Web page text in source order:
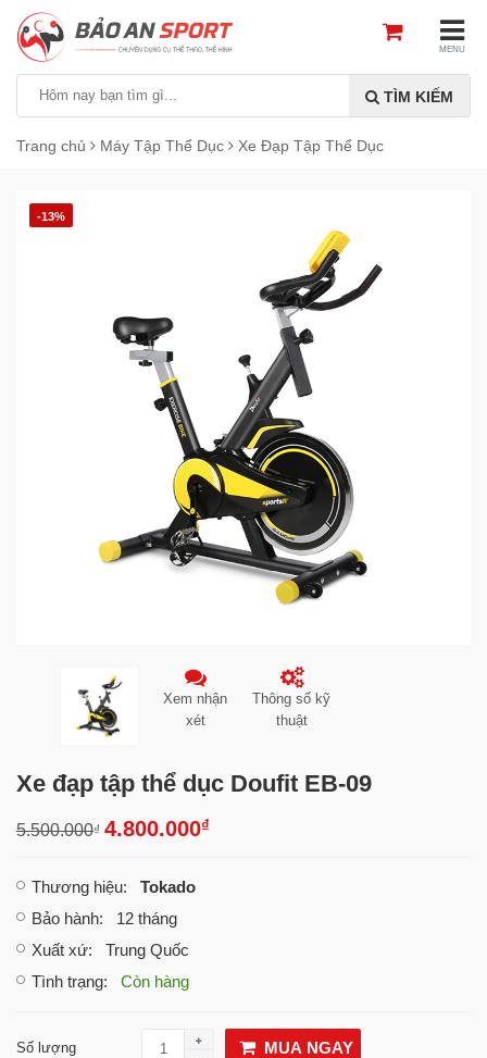
MENU
TÌM KIẾM
Trang chủ Máy Tập Thể Dục Xe Đạp Tập Thể Dục
-13%
Xem nhận
xét
Thông số kỹ
thuật
Xe đạp tập thể dục Doufit EB-09
5.500.000₫ 4.800.000₫
Thương hiệu: Tokado
Bảo hành: 12 tháng
Xuất xứ: Trung Quốc
Tình trạng: Còn hàng
Số lượng MUA NGAY